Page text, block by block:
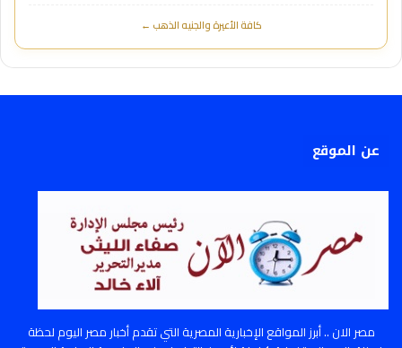
كافة الأعيرة والجنيه الذهب ←
عن الموقع
مصر الان .. أبرز المواقع الإخبارية المصرية التي تقدم أخبار مصر اليوم لحظة